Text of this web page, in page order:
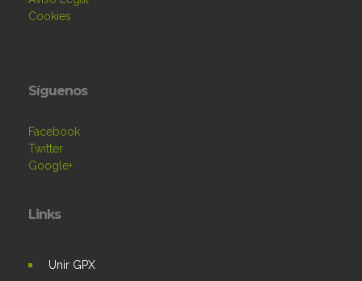
Cookies
Síguenos
Facebook
Twitter
Google+
Links
Unir GPX